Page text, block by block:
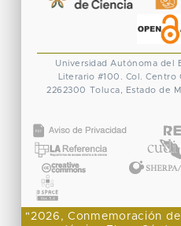
Universidad Autónoma del
Literario #100. Col. Centro
2262300 Toluca, Estado de
"2026, Conmemoración